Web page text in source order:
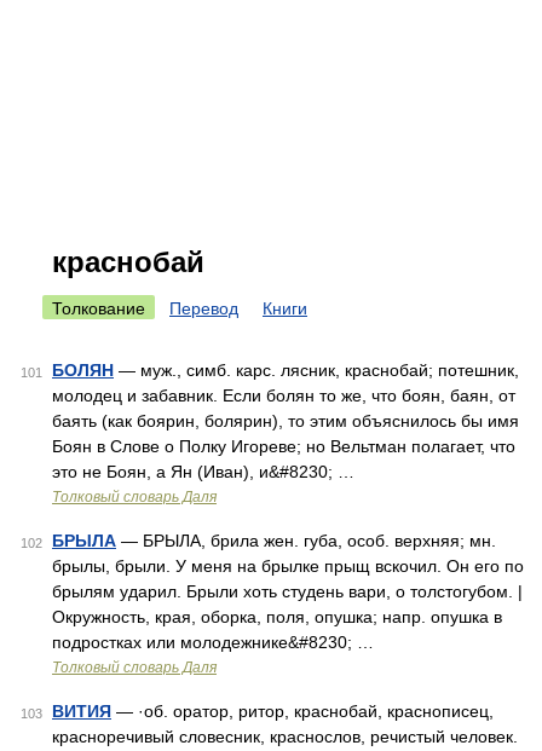
краснобай
Толкование Перевод Книги
101 БОЛЯН — муж., симб. карс. лясник, краснобай; потешник,
молодец и забавник. Если болян то же, что боян, баян, от
баять (как боярин, болярин), то этим объяснилось бы имя
Боян в Слове о Полку Игореве; но Вельтман полагает, что
это не Боян, а Ян (Иван), и&#8230; …
Толковый словарь Даля
102 БРЫЛА — БРЫЛА, брила жен. губа, особ. верхняя; мн.
брылы, брыли. У меня на брылке прыщ вскочил. Он его по
брылям ударил. Брыли хоть студень вари, о толстогубом. |
Окружность, края, оборка, поля, опушка; напр. опушка в
подростках или молодежнике&#8230; …
Толковый словарь Даля
103 ВИТИЯ — ·об. оратор, ритор, краснобай, краснописец,
красноречивый словесник, краснослов, речистый человек.